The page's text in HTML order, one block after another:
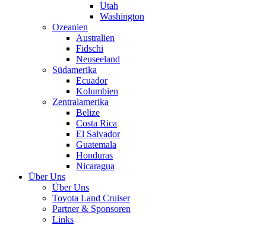
Utah
Washington
Ozeanien
Australien
Fidschi
Neuseeland
Südamerika
Ecuador
Kolumbien
Zentralamerika
Belize
Costa Rica
El Salvador
Guatemala
Honduras
Nicaragua
Über Uns
Über Uns
Toyota Land Cruiser
Partner & Sponsoren
Links